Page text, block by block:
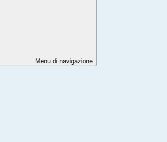
Menu di navigazione